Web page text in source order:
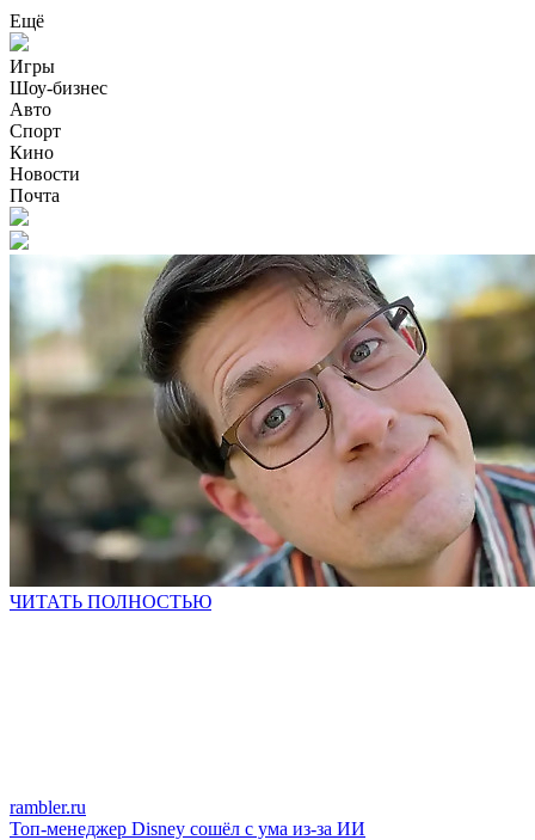
Ещё
Игры
Шоу-бизнес
Авто
Спорт
Кино
Новости
Почта
ЧИТАТЬ ПОЛНОСТЬЮ
rambler.ru
Топ-менеджер Disney сошёл с ума из-за ИИ